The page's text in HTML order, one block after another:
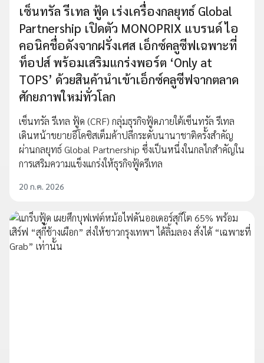
เซ็นทรัล รีเทล ฟู้ด เร่งเครื่องกลยุทธ์ Global
Partnership เปิดตัว MONOPRIX แบรนด์ ไอ
คอนิคชื่อดังจากฝรั่งเศส เอ็กซ์คลูซีฟเฉพาะที่
ท็อปส์ พร้อมเสริมแกร่งพอร์ต ‘Only at
TOPS’ ด้วยสินค้านำเข้าเอ็กซ์คลูซีฟจากตลาด
ศักยภาพใหม่ทั่วโลก
เซ็นทรัล รีเทล ฟู้ด (CRF) กลุ่มธุรกิจฟู้ดภายใต้เซ็นทรัล รีเทล
เดินหน้าขยายอีโคซิสเต็มค้าปลีกระดับนานาชาติครั้งสำคัญ
ผ่านกลยุทธ์ Global Partnership ซึ่งเป็นหนึ่งในกลไกสำคัญใน
การเสริมความแข็งแกร่งให้ธุรกิจฟู้ดรีเทล
20 ก.ค. 2026